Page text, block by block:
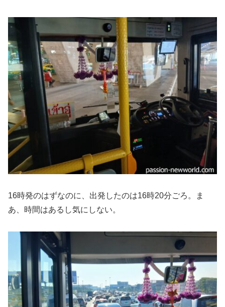
16時発のはずなのに、出発したのは16時20分ごろ。ま
あ、時間はあるし気にしない。